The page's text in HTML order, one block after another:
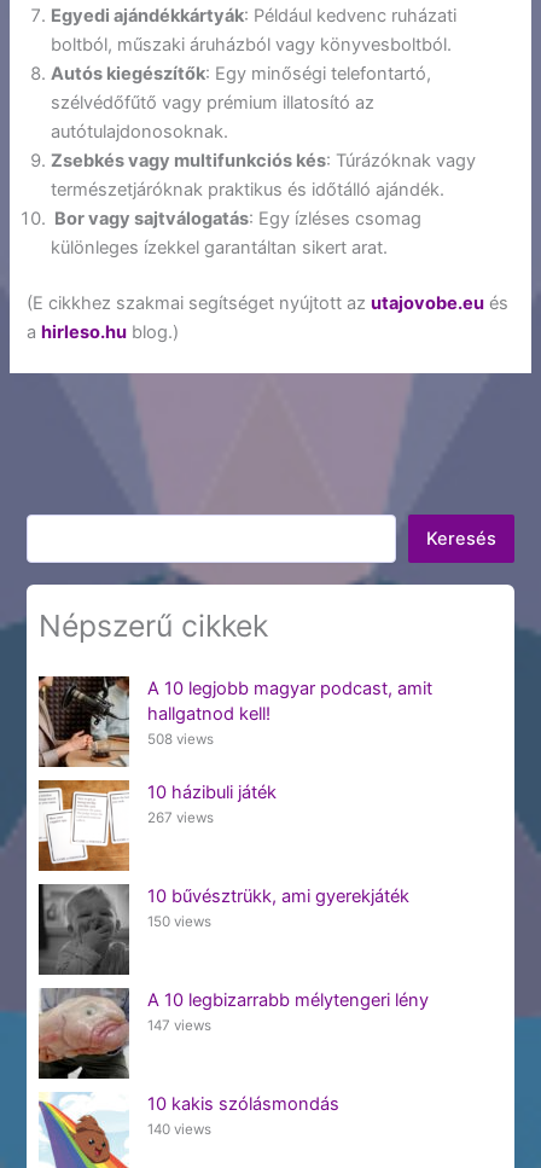
Egyedi ajándékkártyák: Például kedvenc ruházati
boltból, műszaki áruházból vagy könyvesboltból.
Autós kiegészítők: Egy minőségi telefontartó,
szélvédőfűtő vagy prémium illatosító az
autótulajdonosoknak.
Zsebkés vagy multifunkciós kés: Túrázóknak vagy
természetjáróknak praktikus és időtálló ajándék.
Bor vagy sajtválogatás: Egy ízléses csomag
különleges ízekkel garantáltan sikert arat.
(E cikkhez szakmai segítséget nyújtott azutajovobe.eu és
ahirleso.hu blog.)
Keresés
Keresés
Népszerű cikkek
A 10 legjobb magyar podcast, amit
hallgatnod kell!
508 views
10 házibuli játék
267 views
10 bűvésztrükk, ami gyerekjáték
150 views
A 10 legbizarrabb mélytengeri lény
147 views
10 kakis szólásmondás
140 views